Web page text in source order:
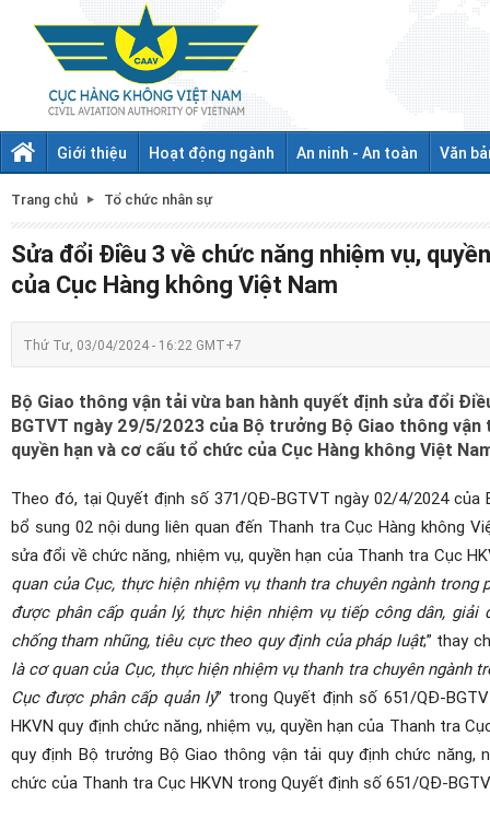
Giới thiệu Hoạt động ngành An ninh - An toàn Văn
Trang chủ Tổ chức nhân sự
Sửa đổi Điều 3 về chức năng nhiệm vụ,
của Cục Hàng không Việt Nam
Thứ Tư, 03/04/2024 - 16:22 GMT+7
Bộ Giao thông vận tải vừa ban hành quyết định sửa đổi
BGTVT ngày 29/5/2023 của Bộ trưởng Bộ Giao thông vận
quyền hạn và cơ cấu tổ chức của Cục Hàng không Việt
Theo đó, tại Quyết định số 371/QĐ-BGTVT ngày 02/4/2024
bổ sung 02 nội dung liên quan đến Thanh tra Cục Hàng không
sửa đổi về chức năng, nhiệm vụ, quyền hạn của Thanh tra Cục
quan của Cục, thực hiện nhiệm vụ thanh tra chuyên ngành trong
được phân cấp quản lý, thực hiện nhiệm vụ tiếp công dân, giải
chống tham nhũng, tiêu cực theo quy định của pháp luật;” thay
là cơ quan của Cục, thực hiện nhiệm vụ thanh tra chuyên ngành
Cục được phân cấp quản lý” trong Quyết định số 651/QĐ-
HKVN quy định chức năng, nhiệm vụ, quyền hạn của Thanh tra
quy định Bộ trưởng Bộ Giao thông vận tải quy định chức năng,
chức của Thanh tra Cục HKVN trong Quyết định số 651/QĐ-